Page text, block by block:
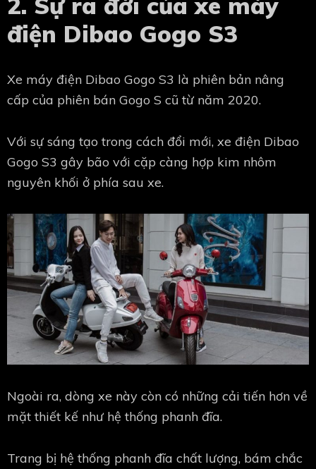
điện Dibao Gogo S3
Xe máy điện Dibao Gogo S3 là phiên bản nâng
cấp của phiên bán Gogo S cũ từ năm 2020.
Với sự sáng tạo trong cách đổi mới, xe điện Dibao
Gogo S3 gây bão với cặp càng hợp kim nhôm
nguyên khối ở phía sau xe.
Ngoài ra, dòng xe này còn có những cải tiến hơn về
mặt thiết kế như hệ thống phanh đĩa.
Trang bị hệ thống phanh đĩa chất lượng, bám chắc